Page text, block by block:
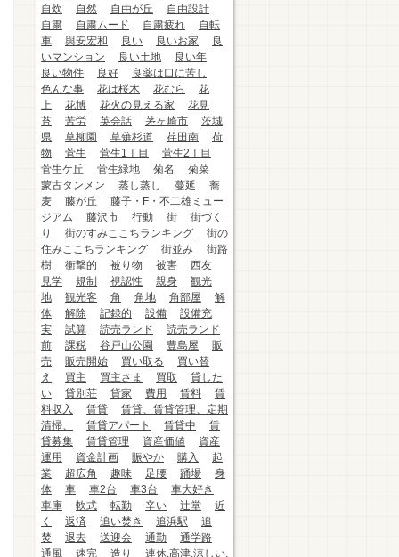
自炊
自然 自由が丘
自由設計
自粛
自粛ムード 自粛疲れ
自転
車
與安宏和 良い 良いお家
良
いマンション
良い土地
良い年
良い物件
良好
良薬は口に苦し
色んな事
花は桜木 花むら
花
上
花博 花火の見える家
花見
苔
苦労 英会話 茅ヶ崎市
茨城
県
草柳園 草薙杉道 荏田南
荷
物
菅生 菅生1丁目
菅生2丁目
菅生ケ丘
菅生緑地 菊名
菊菜
蒙古タンメン
蒸し蒸し 蔓延
蕎
麦
藤が丘
藤子・F・不二雄ミュー
ジアム
藤沢市 行動 街
街づく
り
街のすみここちランキング
街の
住みここちランキング
街並み
街路
樹
衝撃的 被り物 被害
西友
見学
規制 視認性 親身
観光
地
観光客 角 角地 角部屋
解
体
解除 記録的 設備
設備充
実
試算 読売ランド
読売ランド
前
課税 谷戸山公園 豊島屋
販
売
販売開始 買い取る
買い替
え
買主 買主さま 買取
貸した
い
貸別荘 貸家 費用 賃料
賃
料収入
賃貸
賃貸、賃貸管理、定期
清掃、
賃貸アパート 賃貸中
賃
貸募集
賃貸管理 資産価値
資産
運用
資金計画 賑やか 購入
起
業
超広角 趣味 足腰 踊場
身
体
車 車2台 車3台
車大好き
車庫
軟式 転勤 辛い 辻堂
近
く
返済 追い焚き 追浜駅
追
焚
退去 送迎会 通勤
通学路
通風
速完 造り
連休.高津.涼しい.